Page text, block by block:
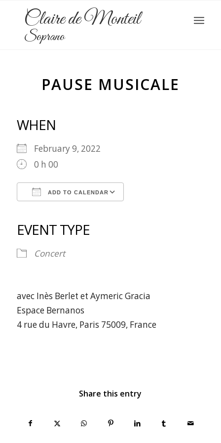
Claire de Monteil
Soprano
PAUSE MUSICALE
WHEN
February 9, 2022
0 h 00
ADD TO CALENDAR
EVENT TYPE
Concert
avec Inès Berlet et Aymeric Gracia
Espace Bernanos
4 rue du Havre, Paris 75009, France
Share this entry